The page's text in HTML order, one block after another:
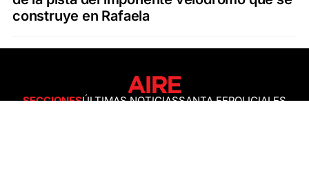
construye en Rafaela
SECCIONESÚLTIMAS NOTICIASSANTA FEPOLICIALES